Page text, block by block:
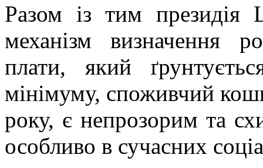
Разом із тим президія
механізм визначення
плати, який
мінімуму, споживчий
року, є непрозорим та
особливо в сучасних